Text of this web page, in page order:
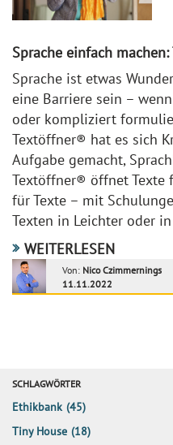
Sprache einfach
Sprache ist etwas
eine Barriere sein –
oder kompliziert
Textöffner® hat es sich
Aufgabe gemacht,
Textöffner® öffnet Texte
für Texte – mit
Texten in Leichter oder
WEITERLESEN
Von: Nico Czimmernings
11.11.2022
SCHLAGWÖRTER
Ethikbank (45)
Tiny House (18)